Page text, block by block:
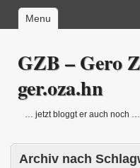
Menu
GZB – Gero
ger.oza.hn
… jetzt bloggt er auch noch …
Archiv nach